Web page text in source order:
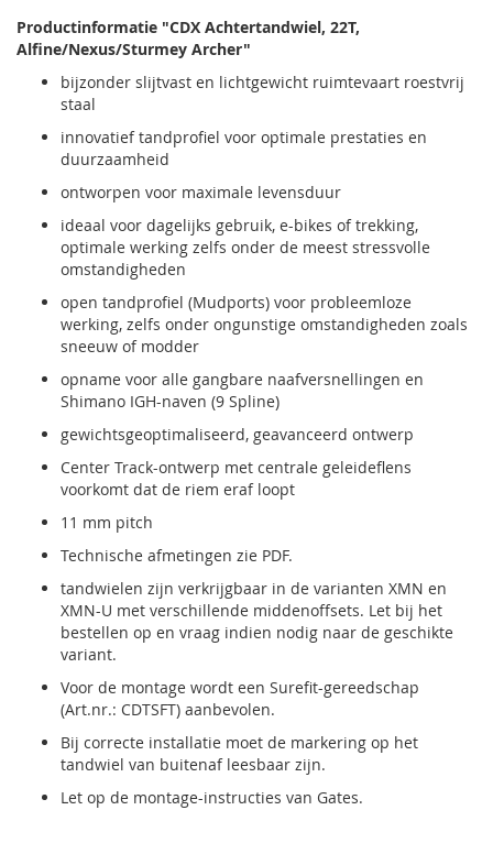
Productinformatie "CDX Achtertandwiel, 22T,
Alfine/Nexus/Sturmey Archer"
bijzonder slijtvast en lichtgewicht ruimtevaart roestvrij
staal
innovatief tandprofiel voor optimale prestaties en
duurzaamheid
ontworpen voor maximale levensduur
ideaal voor dagelijks gebruik, e-bikes of trekking,
optimale werking zelfs onder de meest stressvolle
omstandigheden
open tandprofiel (Mudports) voor probleemloze
werking, zelfs onder ongunstige omstandigheden zoals
sneeuw of modder
opname voor alle gangbare naafversnellingen en
Shimano IGH-naven (9 Spline)
gewichtsgeoptimaliseerd, geavanceerd ontwerp
Center Track-ontwerp met centrale geleideflens
voorkomt dat de riem eraf loopt
11 mm pitch
Technische afmetingen zie PDF.
tandwielen zijn verkrijgbaar in de varianten XMN en
XMN-U met verschillende middenoffsets. Let bij het
bestellen op en vraag indien nodig naar de geschikte
variant.
Voor de montage wordt een Surefit-gereedschap
(Art.nr.: CDTSFT) aanbevolen.
Bij correcte installatie moet de markering op het
tandwiel van buitenaf leesbaar zijn.
Let op de montage-instructies van Gates.